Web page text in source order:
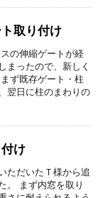
取り付け
の伸縮ゲートが経
まったので、新しく
ず既存ゲート・柱
翌日に柱のまわりの
け
ただいたＴ様から追
。 まず内窓を取り